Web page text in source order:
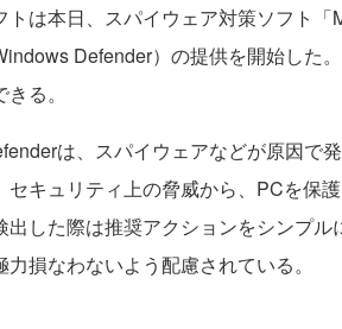
は本日、スパイウェア対策ソフト「
Defender）の提供を開始した。
る。
は、スパイウェアなどが原因で
セキュリティ上の脅威から、PCを保
出した際は推奨アクションをシンプ
損なわないよう配慮されている。